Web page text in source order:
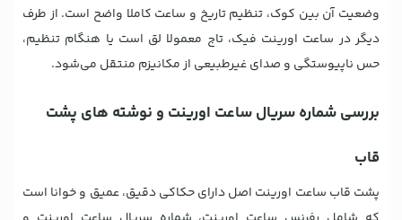
وضعیت آن بین کوک، تنظیم تاریخ و ساعت کاملا واضح است. از طرف
دیگر در ساعت اورینت فیک، تاج معمولا لق است یا هنگام تنظیم،
حس ناپیوستگی و صدای غیرطبیعی از مکانیزم منتقل می‌شود.
بررسی شماره سریال ساعت اورینت و نوشته های پشت
قاب
پشت قاب ساعت اورینت اصل دارای حکاکی دقیق، عمیق و خوانا است